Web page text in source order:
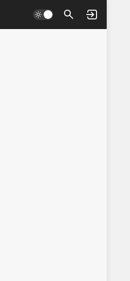
Войти